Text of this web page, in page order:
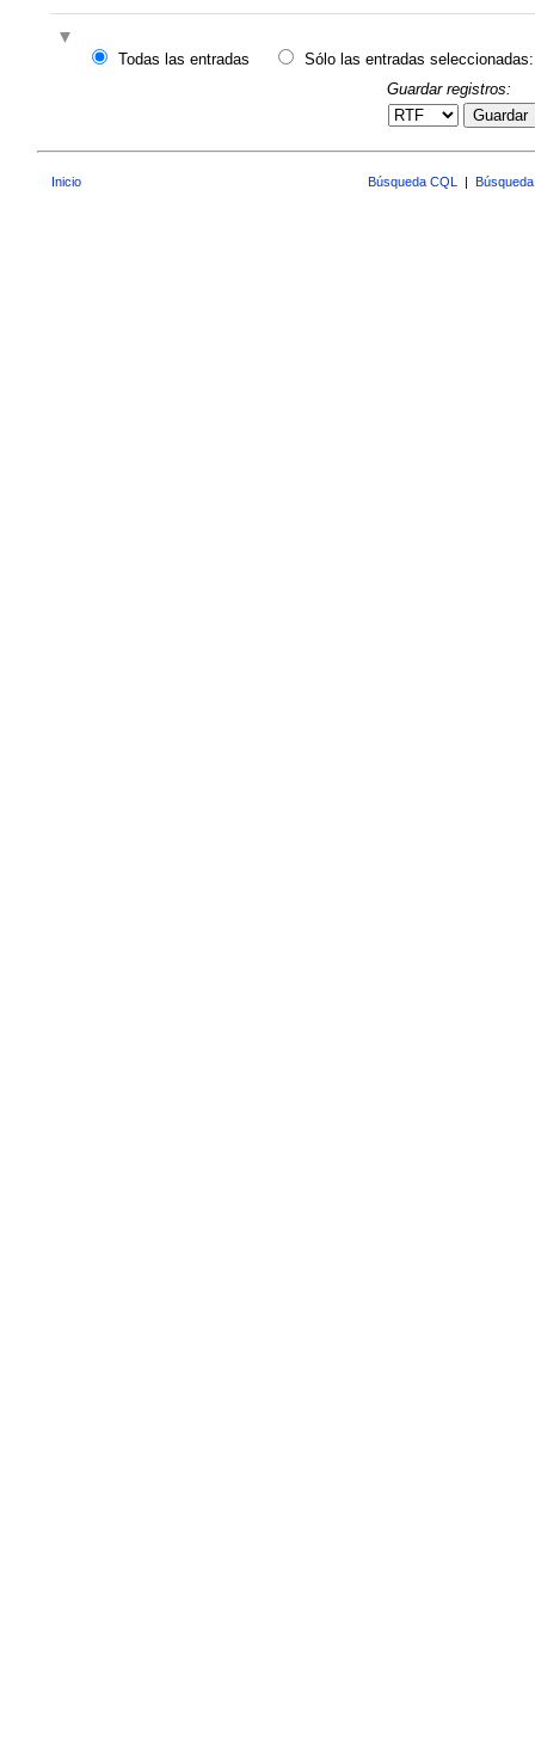
Todas las entradas
Sólo las entradas seleccionadas:
Guardar registros:
Guardar
Inicio Búsqueda CQL